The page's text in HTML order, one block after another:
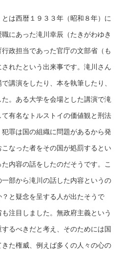
は西暦１９３３年（昭和８年）に
にあった滝川幸辰（たきがわゆき
政担当であった官庁の文部省（も
れたという出来事です。滝川さん
講演をしたり、本を執筆したり、
。ある大学を会場とした講演で滝
有名なトルストイの価値観と刑法
罪は国の組織に問題があるから発
なった者をその国が処罰するとい
内容の話をしたのだそうです。こ
部から滝川の話した内容というの
と疑念を呈する人が出たそうで
注目しました。無政府主義という
るべきだと考え、そのためには国
た権威、例えば多くの人々の心の